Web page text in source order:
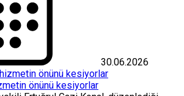
30.06.2026
önünü kesiyorlar